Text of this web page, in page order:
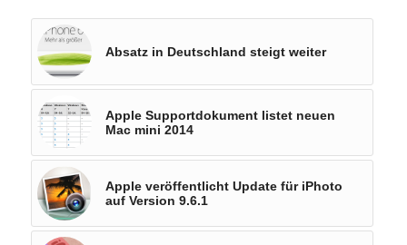
Absatz in Deutschland steigt weiter
Apple Supportdokument listet neuen
Mac mini 2014
Apple veröffentlicht Update für iPhoto
auf Version 9.6.1